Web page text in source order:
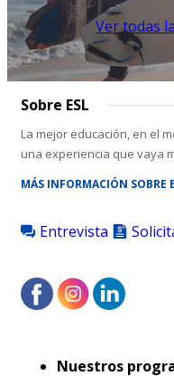
Ver todas
Sobre ESL
La mejor educación, en el
una experiencia que vaya
MÁS INFORMACIÓN SOBRE
Entrevista
menuNuestros